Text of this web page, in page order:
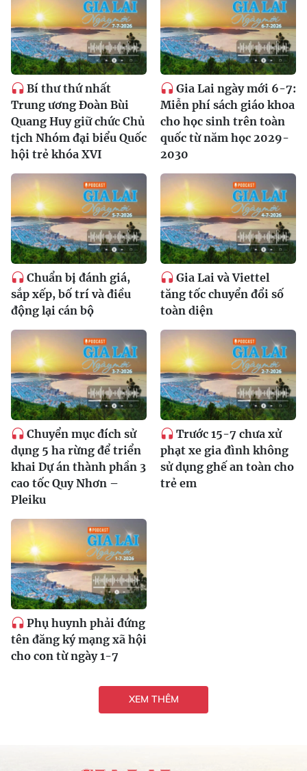
Bí thư thứ nhất
Trung ương Đoàn Bùi
Quang Huy giữ chức Chủ
tịch Nhóm đại biểu Quốc
hội trẻ khóa XVI
Gia Lai ngày mới 6-7:
Miễn phí sách giáo khoa
cho học sinh trên toàn
quốc từ năm học 2029-
2030
Chuẩn bị đánh giá,
sắp xếp, bố trí và điều
động lại cán bộ
Gia Lai và Viettel
tăng tốc chuyển đổi số
toàn diện
Chuyển mục đích sử
dụng 5 ha rừng để triển
khai Dự án thành phần 3
cao tốc Quy Nhơn –
Pleiku
Trước 15-7 chưa xử
phạt xe gia đình không
sử dụng ghế an toàn cho
trẻ em
Phụ huynh phải đứng
tên đăng ký mạng xã hội
cho con từ ngày 1-7
XEM THÊM